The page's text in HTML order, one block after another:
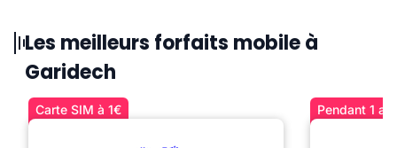
Les meilleurs forfaits mobile à
Garidech
Carte SIM à 1€ Pendant 1